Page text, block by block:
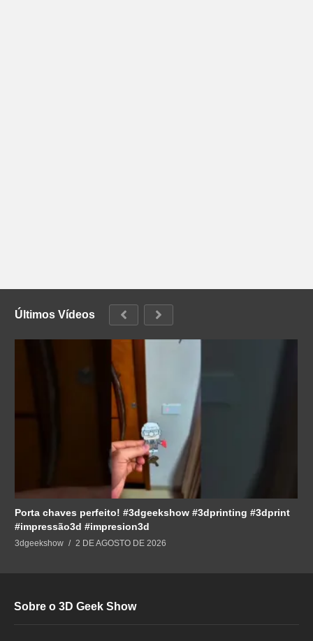
Últimos Vídeos
Porta chaves perfeito! #3dgeekshow #3dprinting #3dprint
#impressão3d #impresion3d
3dgeekshow 2 DE AGOSTO DE 2026
Sobre o 3D Geek Show